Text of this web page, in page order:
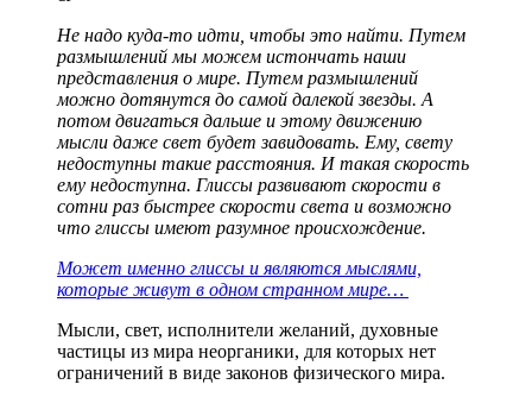
Не надо куда-то идти, чтобы это найти. Путем
размышлений мы можем истончать наши
представления о мире. Путем размышлений
можно дотянутся до самой далекой звезды. А
потом двигаться дальше и этому движению
мысли даже свет будет завидовать. Ему, свету
недоступны такие расстояния. И такая скорость
ему недоступна. Глиссы развивают скорости в
сотни раз быстрее скорости света и возможно
что глиссы имеют разумное происхождение.
Может именно глиссы и являются мыслями,
которые живут в одном странном мире…
Мысли, свет, исполнители желаний, духовные
частицы из мира неорганики, для которых нет
ограничений в виде законов физического мира.